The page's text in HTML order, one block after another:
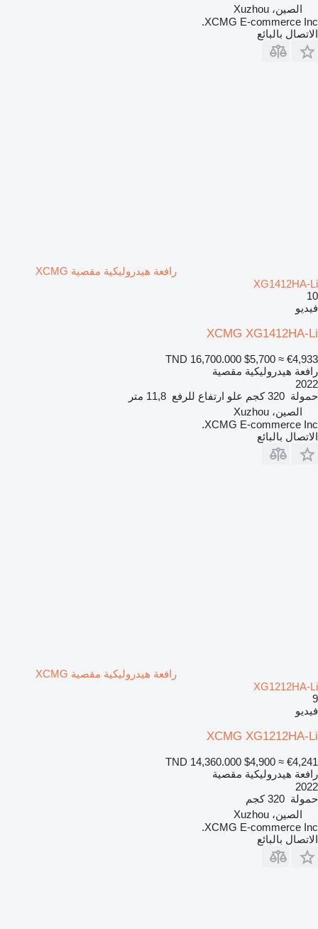
الصين، Xuzhou
XCMG E-commerce Inc.
الاتصال بالبائع
رافعة هيدروليكية مقصية XCMG
XG1412HA-Li
10
فيديو
XCMG XG1412HA-Li
TND 16,700.000 $5,700 ≈ €4,933
رافعة هيدروليكية مقصية
2022
حمولة 320 كجم علو ارتفاع للرفع 11,8 متر
الصين، Xuzhou
XCMG E-commerce Inc.
الاتصال بالبائع
رافعة هيدروليكية مقصية XCMG
XG1212HA-Li
9
فيديو
XCMG XG1212HA-Li
TND 14,360.000 $4,900 ≈ €4,241
رافعة هيدروليكية مقصية
2022
حمولة 320 كجم
الصين، Xuzhou
XCMG E-commerce Inc.
الاتصال بالبائع